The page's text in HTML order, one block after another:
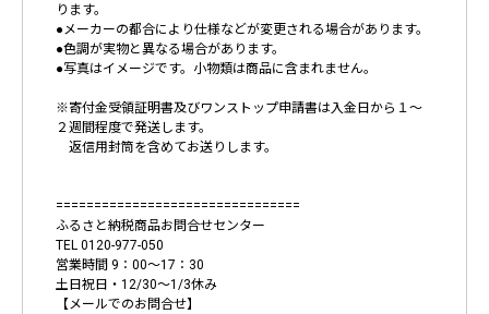
ります。
●メーカーの都合により仕様などが変更される場合があります。
●色調が実物と異なる場合があります。
●写真はイメージです。小物類は商品に含まれません。
※寄付金受領証明書及びワンストップ申請書は入金日から１～
２週間程度で発送します。
返信用封筒を含めてお送りします。
================================
ふるさと納税商品お問合せセンター
TEL 0120-977-050
営業時間 9：00～17：30
土日祝日・12/30～1/3休み
【メールでのお問合せ】